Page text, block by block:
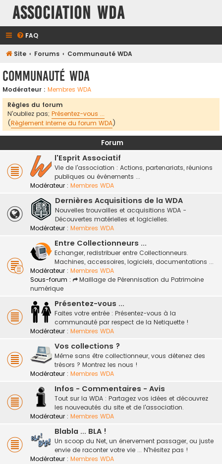
Association WDA
FAQ
Site Forums Communauté WDA
Communauté WDA
Modérateur : Membres WDA
Règles du forum
N'oubliez pas; Présentez-vous ...
(Règlement interne du forum WDA)
Forum
l'Esprit Associatif
Vie de l'association : Actions, partenariats, réunions
publiques ou événements ...
Modérateur : Membres WDA
Dernières Acquisitions de la WDA
Nouvelles trouvailles et acquisitions WDA -
Découvertes matérielles et logicielles.
Modérateur : Membres WDA
Entre Collectionneurs ...
Echanger, redistribuer entre Collectionneurs.
Machines, accessoires, logiciels, documentations ...
Modérateur : Membres WDA
Sous-forum :
Maillage de Pérennisation du Patrimoine
numérique
Présentez-vous ...
Faites votre entrée : Présentez-vous à la
communauté par respect de la Netiquette !
Modérateur : Membres WDA
Vos collections ?
Même sans être collectionneur, vous détenez des
trésors ? Montrez les nous !
Modérateur : Membres WDA
Infos - Commentaires - Avis
Tout sur la WDA : Partagez vos idées et découvrez
les nouveautés du site et de l'association.
Modérateur : Membres WDA
Blabla ... BLA !
Un scoop du Net, un énervement passager, ou juste
envie de raconter votre vie ... N'hésitez pas !
Modérateur : Membres WDA